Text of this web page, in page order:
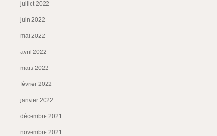
juillet 2022
juin 2022
mai 2022
avril 2022
mars 2022
février 2022
janvier 2022
décembre 2021
novembre 2021